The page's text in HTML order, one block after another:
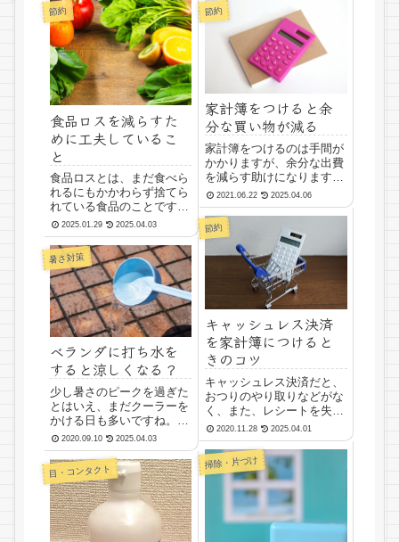
節約
食品ロスを減らすた
めに工夫しているこ
と
食品ロスとは、まだ食べら
れるにもかかわらず捨てら
れている食品のことです。
食品を使い切って無駄をな
くすことは、物価高騰の対
策としても、環境問題を考
えた時にも、大切なポイン
トになりますね。冷蔵庫の
中に、無駄なものがない
と、よく片付き、管理しや
す...
2025.01.29 2025.04.03
節約
家計簿をつけると余
分な買い物が減る
家計簿をつけるのは手間が
かかりますが、余分な出費
を減らす助けになります。
これは体重を記録するだけ
ダイエットと同じようなも
ので、記録していく過程の
中で、記録を良くしたくな
る効果があるからです。記
録していると、意外と出費
が多いことなどに気がつ
2021.06.22 2025.04.06
節約
キャッシュレス決済
を家計簿につけると
きのコツ
キャッシュレス決済だと、
おつりのやり取りなどがな
く、また、レシートを失く
しても電子的に使用明細を
確認することができるとこ
ろが便利ですね。とはい
え、キャッシュレスの種類
が多いと家計簿をつけにく
いと思うところがありま
す。理由は、買い物で決済
した...
2020.11.28 2025.04.01
暑さ対策
ベランダに打ち水を
すると涼しくなる？
少し暑さのピークを過ぎた
とはいえ、まだクーラーを
かける日も多いですね。雨
の日の湿った空気も、エア
コンをかけることで除湿す
ることができます。8月中
旬〜下旬がとても暑かった
ので、ベランダに打ち水を
することで、暑さを多少和
らげていました。アパー
ト...
2020.09.10 2025.04.03
掃除・片づけ
目・コンタクト